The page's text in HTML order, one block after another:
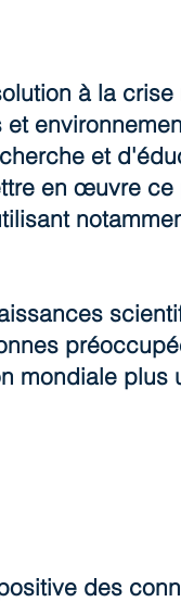
à la
et
en œuvre
mondiale plus
des